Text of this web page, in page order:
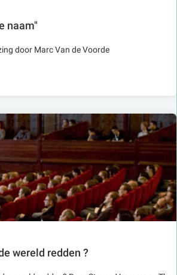
naam"
door Marc Van de Voorde
wereld redden ?